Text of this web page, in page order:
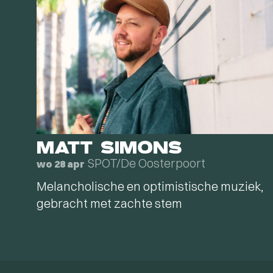
MATT SIMONS
wo 28 apr SPOT/De Oosterpoort
Melancholische en optimistische muziek,
gebracht met zachte stem